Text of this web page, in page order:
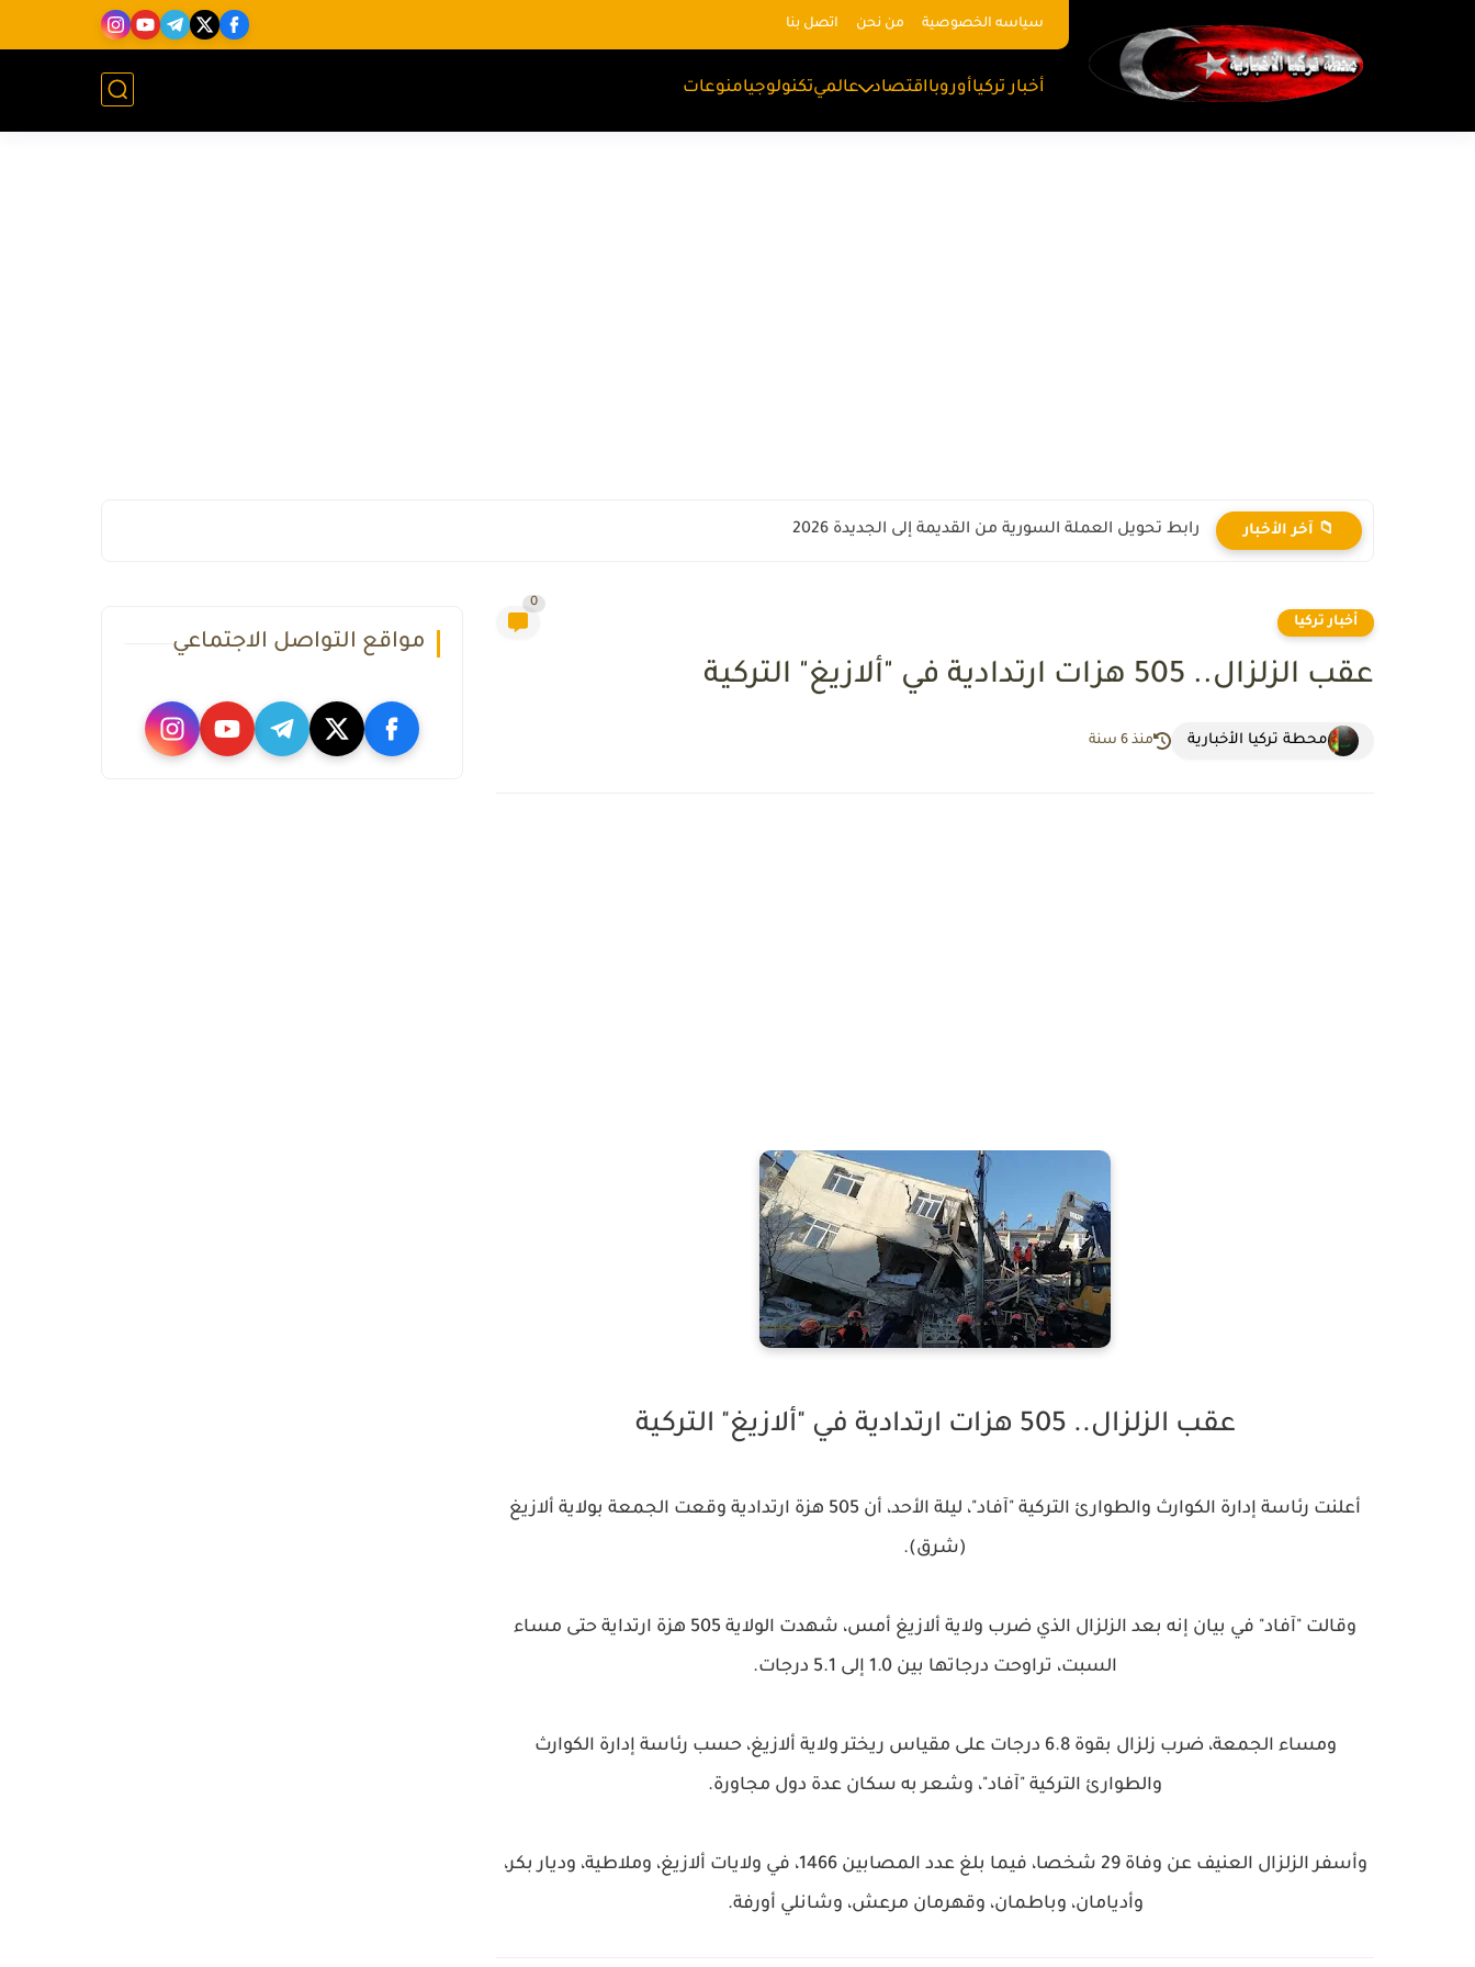
سياسه الخصوصية من نحن اتصل بنا
أخبار تركياأوروبااقتصاد عالميتكنولوجيامنوعات
📁 آخر الأخبار رابط تحويل العملة السورية من القديمة إلى الجديدة 2026
أخبار تركيا
0
عقب الزلزال.. 505 هزات ارتدادية في "ألازيغ" التركية
محطة تركيا الأخبارية منذ 6 سنة
عقب الزلزال.. 505 هزات ارتدادية في "ألازيغ" التركية
أعلنت رئاسة إدارة الكوارث والطوارئ التركية "آفاد"، ليلة الأحد، أن 505 هزة ارتدادية وقعت الجمعة بولاية ألازيغ
(شرق).
وقالت "آفاد" في بيان إنه بعد الزلزال الذي ضرب ولاية ألازيغ أمس، شهدت الولاية 505 هزة ارتداية حتى مساء
السبت، تراوحت درجاتها بين 1.0 إلى 5.1 درجات.
ومساء الجمعة، ضرب زلزال بقوة 6.8 درجات على مقياس ريختر ولاية ألازيغ، حسب رئاسة إدارة الكوارث
والطوارئ التركية "آفاد"، وشعر به سكان عدة دول مجاورة.
وأسفر الزلزال العنيف عن وفاة 29 شخصا، فيما بلغ عدد المصابين 1466، في ولايات ألازيغ، وملاطية، وديار بكر،
وأديامان، وباطمان، وقهرمان مرعش، وشانلي أورفة.
مواقع التواصل الاجتماعي